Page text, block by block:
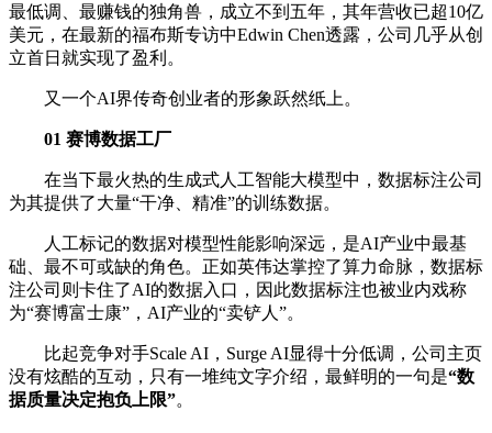
最低调、最赚钱的独角兽，成立不到五年，其年营收已超10亿
美元，在最新的福布斯专访中Edwin Chen透露，公司几乎从创
立首日就实现了盈利。
又一个AI界传奇创业者的形象跃然纸上。
01 赛博数据工厂
在当下最火热的生成式人工智能大模型中，数据标注公司
为其提供了大量“干净、精准”的训练数据。
人工标记的数据对模型性能影响深远，是AI产业中最基
础、最不可或缺的角色。正如英伟达掌控了算力命脉，数据标
注公司则卡住了AI的数据入口，因此数据标注也被业内戏称
为“赛博富士康”，AI产业的“卖铲人”。
比起竞争对手Scale AI，Surge AI显得十分低调，公司主页
没有炫酷的互动，只有一堆纯文字介绍，最鲜明的一句是“数
据质量决定抱负上限”。